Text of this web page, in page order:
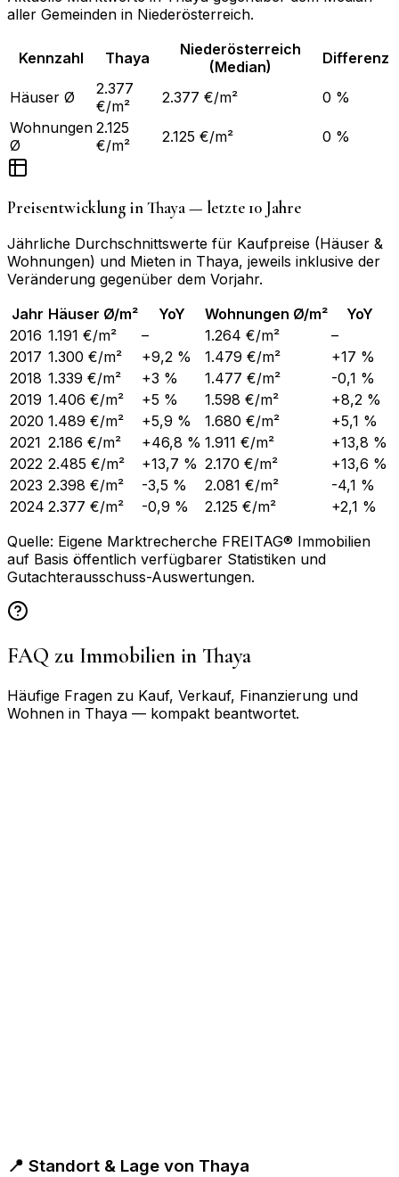
aller Gemeinden in Niederösterreich.
Kennzahl Thaya
Niederösterreich
(Median)
Differenz
Häuser Ø
2.377
€/m²
2.377 €/m²
0 %
Wohnungen
Ø
2.125
€/m²
2.125 €/m² 0 %
Preisentwicklung inThaya— letzte 10 Jahre
Jährliche Durchschnittswerte für Kaufpreise (Häuser &
Wohnungen) und Mieten in Thaya, jeweils inklusive der
Veränderung gegenüber dem Vorjahr.
Jahr Häuser Ø/m² YoY Wohnungen Ø/m²
YoY
2016 1.191 €/m² – 1.264 €/m²
–
2017 1.300 €/m² +9,2 % 1.479 €/m²
+17 %
2018 1.339 €/m² +3 % 1.477 €/m²
-0,1 %
2019 1.406 €/m² +5 % 1.598 €/m²
+8,2 %
2020 1.489 €/m² +5,9 % 1.680 €/m²
+5,1 %
2021 2.186 €/m² +46,8 % 1.911 €/m²
+13,8 %
2022 2.485 €/m² +13,7 % 2.170 €/m²
+13,6 %
2023 2.398 €/m² -3,5 % 2.081 €/m²
-4,1 %
2024 2.377 €/m² -0,9 % 2.125 €/m²
+2,1 %
Quelle: Eigene Marktrecherche FREITAG® Immobilien
auf Basis öffentlich verfügbarer Statistiken und
Gutachterausschuss-Auswertungen.
FAQ zu Immobilien in Thaya
Häufige Fragen zu Kauf, Verkauf, Finanzierung und
Wohnen in Thaya — kompakt beantwortet.
📍 Standort & Lage von Thaya